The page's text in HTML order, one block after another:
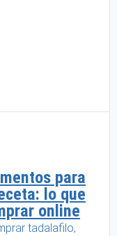
para
lo que
online
tadalafilo,